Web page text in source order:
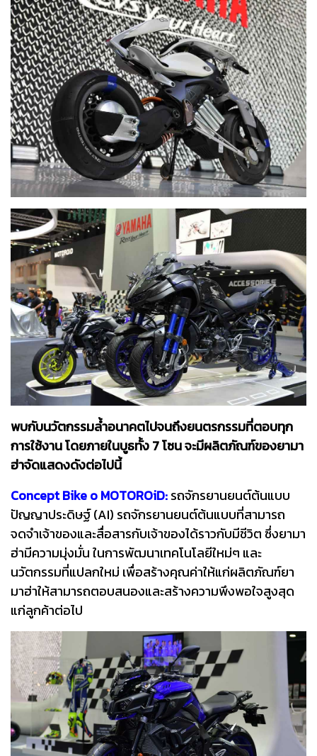
พบกับนวัตกรรมล้ำอนาคตไปจนถึงยนตรกรรมที่ตอบทุก
การใช้งาน โดยภายในบูธทั้ง 7 โซน จะมีผลิตภัณฑ์ของยามา
ฮ่าจัดแสดงดังต่อไปนี้
Concept Bike o MOTOROiD:รถจักรยานยนต์ต้นแบบ
ปัญญาประดิษฐ์ (AI) รถจักรยานยนต์ต้นแบบที่สามารถ
จดจำเจ้าของและสื่อสารกับเจ้าของได้ราวกับมีชีวิต ซึ่งยามา
ฮ่ามีความมุ่งมั่น ในการพัฒนาเทคโนโลยีใหม่ๆ และ
นวัตกรรมที่แปลกใหม่ เพื่อสร้างคุณค่าให้แก่ผลิตภัณฑ์ยา
มาฮ่าให้สามารถตอบสนองและสร้างความพึงพอใจสูงสุด
แก่ลูกค้าต่อไป